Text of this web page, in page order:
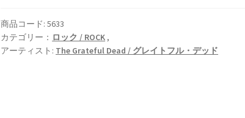
Closet:
The
Best
商品コード:5633
カテゴリー： ロック / ROCK ,
アーティスト: The Grateful Dead / グレイトフル・デッド